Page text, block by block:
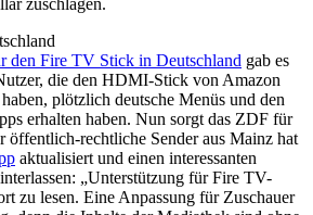
zuschlagen.
den Fire TV Stick in Deutschland gab es
die den HDMI-Stick von Amazon
plötzlich deutsche Menüs und den
erhalten haben. Nun sorgt das ZDF für
öffentlich-rechtliche Sender aus Mainz hat
aktualisiert und einen interessanten
„Unterstützung für Fire TV-
zu lesen. Eine Anpassung für Zuschauer